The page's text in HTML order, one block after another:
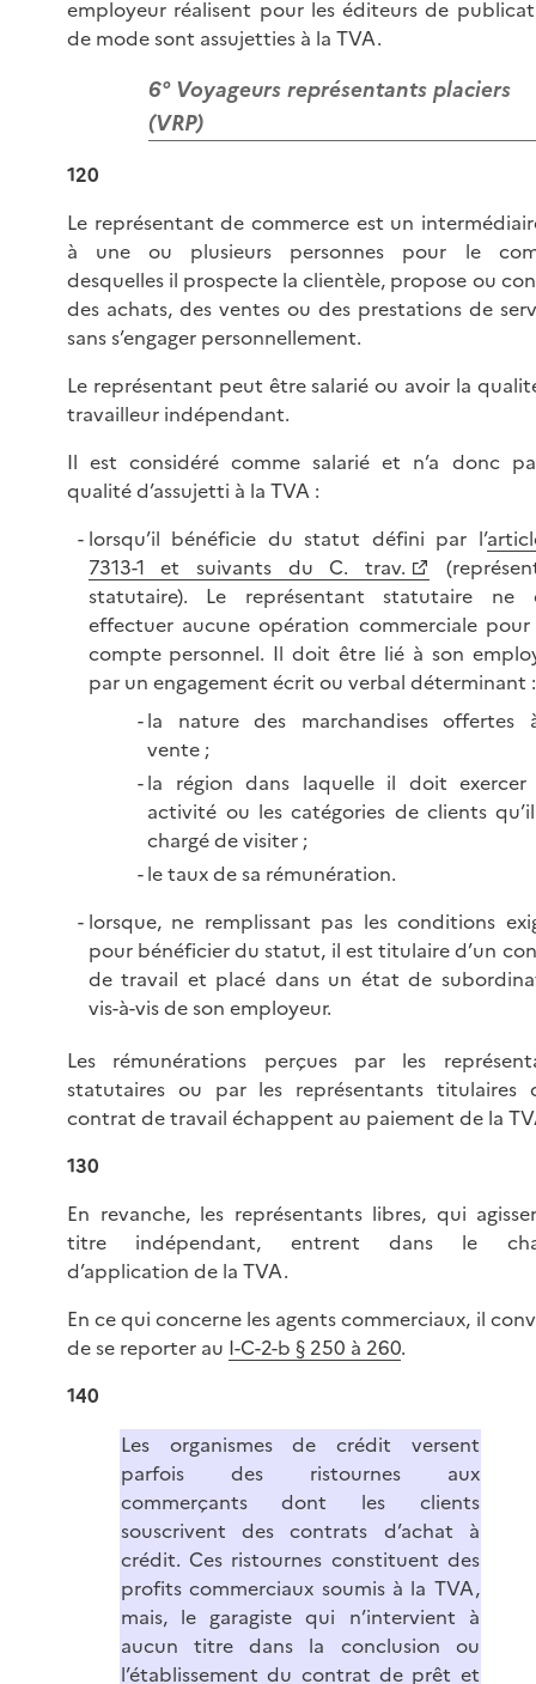
employeur réalisent pour les éditeurs de
de mode sont assujetties à la TVA.
6° Voyageurs représentants placiers
(VRP)
120
Le représentant de commerce est un
à une ou plusieurs personnes pour le
desquelles il prospecte la clientèle, propose ou
des achats, des ventes ou des prestations de
sans s’engager personnellement.
Le représentant peut être salarié ou avoir la
travailleur indépendant.
Il est considéré comme salarié et n’a donc
qualité d’assujetti à la TVA :
lorsqu’il bénéficie du statut défini par l’
7313-1 et suivants du C. trav.
statutaire). Le représentant statutaire ne
effectuer aucune opération commerciale pour
compte personnel. Il doit être lié à son
par un engagement écrit ou verbal déterminant :
la nature des marchandises offertes
vente ;
la région dans laquelle il doit exercer
activité ou les catégories de clients
chargé de visiter ;
le taux de sa rémunération.
lorsque, ne remplissant pas les conditions
pour bénéficier du statut, il est titulaire d’un
de travail et placé dans un état de
vis-à-vis de son employeur.
Les rémunérations perçues par les
statutaires ou par les représentants titulaires
contrat de travail échappent au paiement de la
130
En revanche, les représentants libres, qui
titre indépendant, entrent dans le
d’application de la TVA.
En ce qui concerne les agents commerciaux, il
de se reporter au I-C-2-b § 250 à 260.
140
Les organismes de crédit versent
parfois des ristournes aux
commerçants dont les clients
souscrivent des contrats d’achat à
crédit. Ces ristournes constituent des
profits commerciaux soumis à la TVA,
mais, le garagiste qui n’intervient à
aucun titre dans la conclusion ou
l’établissement du contrat de prêt et